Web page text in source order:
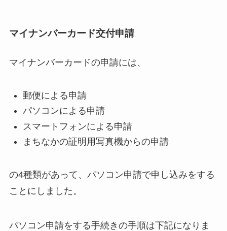
マイナンバーカード交付申請
マイナンバーカードの申請には、
郵便による申請
パソコンによる申請
スマートフォンによる申請
まちなかの証明用写真機からの申請
の4種類があって、パソコン申請で申し込みをする
ことにしました。
パソコン申請をする手続きの手順は下記になりま